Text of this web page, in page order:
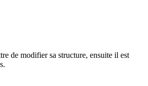
de modifier sa structure, ensuite il est